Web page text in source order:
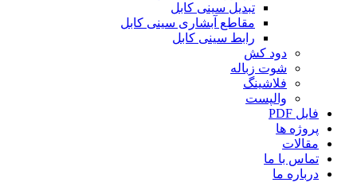
تبدیل سینی کابل
مقاطع آبشاری سینی کابل
رابط سینی کابل
دود کش
شوت زباله
فلاشینگ
والپست
فایل PDF
پروژه ها
مقالات
تماس با ما
درباره ما